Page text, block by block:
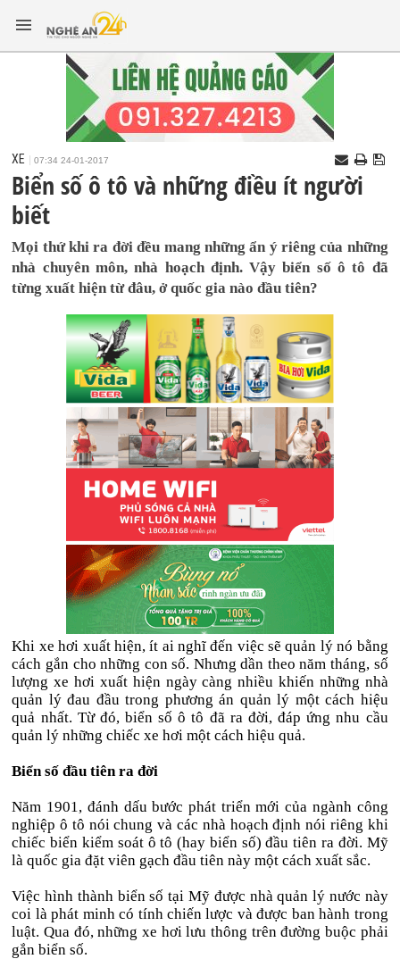
XE 07:34 24-01-2017
Biển số ô tô và những điều ít người
biết
Mọi thứ khi ra đời đều mang những ẩn ý riêng của những
nhà chuyên môn, nhà hoạch định. Vậy biển số ô tô đã
từng xuất hiện từ đâu, ở quốc gia nào đầu tiên?
Khi xe hơi xuất hiện, ít ai nghĩ đến việc sẽ quản lý nó bằng
cách gắn cho những con số. Nhưng dần theo năm tháng, số
lượng xe hơi xuất hiện ngày càng nhiều khiến những nhà
quản lý đau đầu trong phương án quản lý một cách hiệu
quả nhất. Từ đó, biển số ô tô đã ra đời, đáp ứng nhu cầu
quản lý những chiếc xe hơi một cách hiệu quả.
Biển số đầu tiên ra đời
Năm 1901, đánh dấu bước phát triển mới của ngành công
nghiệp ô tô nói chung và các nhà hoạch định nói riêng khi
chiếc biển kiểm soát ô tô (hay biển số) đầu tiên ra đời. Mỹ
là quốc gia đặt viên gạch đầu tiên này một cách xuất sắc.
Việc hình thành biển số tại Mỹ được nhà quản lý nước này
coi là phát minh có tính chiến lược và được ban hành trong
luật. Qua đó, những xe hơi lưu thông trên đường buộc phải
gắn biển số.